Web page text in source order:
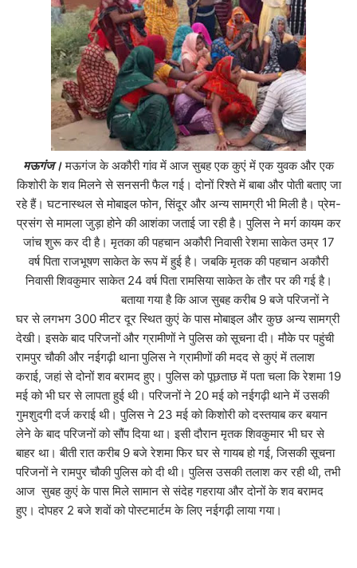
मऊगंज।मऊगंज के अकौरी गांव में आज सुबह एक कुएं में एक युवक और एक
किशोरी के शव मिलने से सनसनी फैल गई। दोनों रिश्ते में बाबा और पोती बताए जा
रहे हैं। घटनास्थल से मोबाइल फोन, सिंदूर और अन्य सामग्री भी मिली है। प्रेम-
प्रसंग से मामला जुड़ा होने की आशंका जताई जा रही है। पुलिस ने मर्ग कायम कर
जांच शुरू कर दी है। मृतका की पहचान अकौरी निवासी रेशमा साकेत उम्र 17
वर्ष पिता राजभूषण साकेत के रूप में हुई है। जबकि मृतक की पहचान अकौरी
निवासी शिवकुमार साकेत 24 वर्ष पिता रामसिया साकेत के तौर पर की गई है।
बताया गया है कि आज सुबह करीब 9 बजे परिजनों ने
घर से लगभग 300 मीटर दूर स्थित कुएं के पास मोबाइल और कुछ अन्य सामग्री
देखी। इसके बाद परिजनों और ग्रामीणों ने पुलिस को सूचना दी। मौके पर पहुंची
रामपुर चौकी और नईगढ़ी थाना पुलिस ने ग्रामीणों की मदद से कुएं में तलाश
कराई, जहां से दोनों शव बरामद हुए। पुलिस को पूछताछ में पता चला कि रेशमा 19
मई को भी घर से लापता हुई थी। परिजनों ने 20 मई को नईगढ़ी थाने में उसकी
गुमशुदगी दर्ज कराई थी। पुलिस ने 23 मई को किशोरी को दस्तयाब कर बयान
लेने के बाद परिजनों को सौंप दिया था। इसी दौरान मृतक शिवकुमार भी घर से
बाहर था। बीती रात करीब 9 बजे रेशमा फिर घर से गायब हो गई, जिसकी सूचना
परिजनों ने रामपुर चौकी पुलिस को दी थी। पुलिस उसकी तलाश कर रही थी, तभी
आज सुबह कुएं के पास मिले सामान से संदेह गहराया और दोनों के शव बरामद
हुए। दोपहर 2 बजे शवों को पोस्टमार्टम के लिए नईगढ़ी लाया गया।